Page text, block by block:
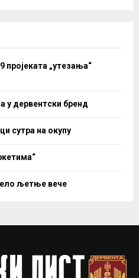
пројеката „утезања“
у дервентски бренд
сутра на окупу
љетње вече